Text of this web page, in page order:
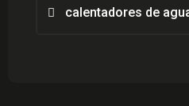
calentadores de